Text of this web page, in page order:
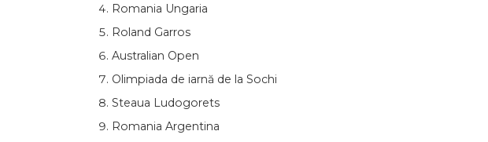
Romania Ungaria
Roland Garros
Australian Open
Olimpiada de iarnă de la Sochi
Steaua Ludogorets
Romania Argentina